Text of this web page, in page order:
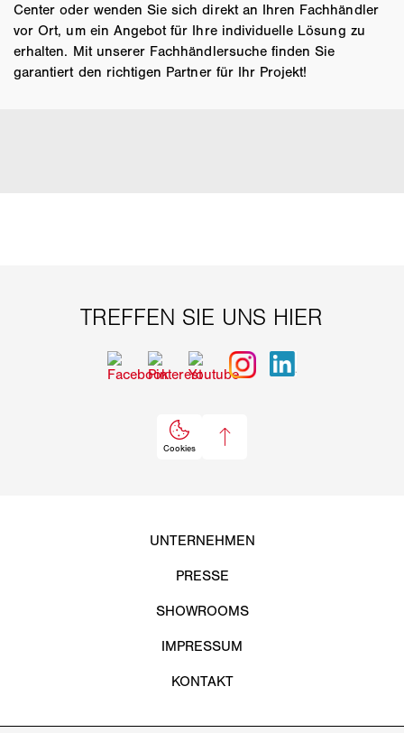
Center oder wenden Sie sich direkt an Ihren Fachhändler
vor Ort, um ein Angebot für Ihre individuelle Lösung zu
erhalten. Mit unserer Fachhändlersuche finden Sie
garantiert den richtigen Partner für Ihr Projekt!